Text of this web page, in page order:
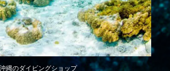
沖縄のダイビングショップ